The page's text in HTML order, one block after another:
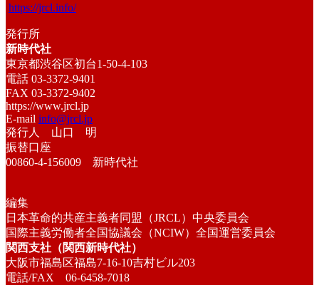
https://jrcl.info/
発行所
新時代社
東京都渋谷区初台1-50-4-103
電話 03-3372-9401
FAX 03-3372-9402
https://www.jrcl.jp
E-mail info@jrcl.jp
発行人 山口 明
振替口座
00860-4-156009 新時代社
編集
日本革命的共産主義者同盟（JRCL）中央委員会
国際主義労働者全国協議会（NCIW）全国運営委員会
関西支社（関西新時代社）
大阪市福島区福島7-16-10吉村ビル203
電話/FAX 06-6458-7018